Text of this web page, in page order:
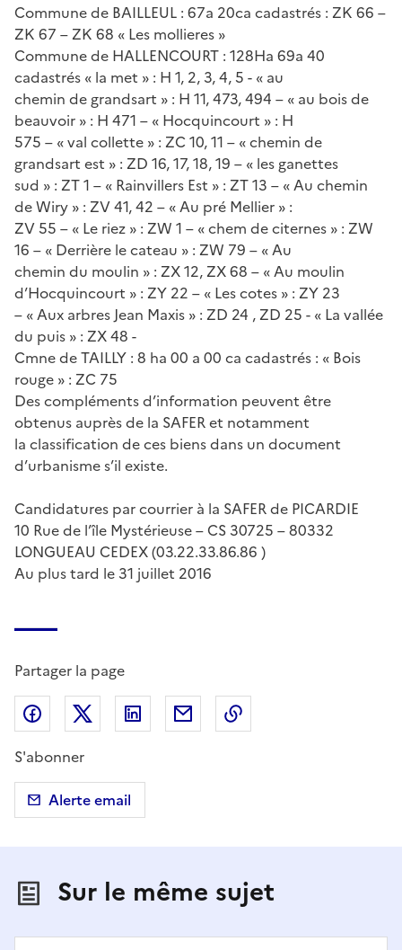
Commune de BAILLEUL : 67a 20ca cadastrés : ZK 66 –
ZK 67 – ZK 68 « Les mollieres »
Commune de HALLENCOURT : 128Ha 69a 40
cadastrés « la met » : H 1, 2, 3, 4, 5 - « au
chemin de grandsart » : H 11, 473, 494 – « au bois de
beauvoir » : H 471 – « Hocquincourt » : H
575 – « val collette » : ZC 10, 11 – « chemin de
grandsart est » : ZD 16, 17, 18, 19 – « les ganettes
sud » : ZT 1 – « Rainvillers Est » : ZT 13 – « Au chemin
de Wiry » : ZV 41, 42 – « Au pré Mellier » :
ZV 55 – « Le riez » : ZW 1 – « chem de citernes » : ZW
16 – « Derrière le cateau » : ZW 79 – « Au
chemin du moulin » : ZX 12, ZX 68 – « Au moulin
d’Hocquincourt » : ZY 22 – « Les cotes » : ZY 23
– « Aux arbres Jean Maxis » : ZD 24 , ZD 25 - « La vallée
du puis » : ZX 48 -
Cmne de TAILLY : 8 ha 00 a 00 ca cadastrés : « Bois
rouge » : ZC 75
Des compléments d’information peuvent être
obtenus auprès de la SAFER et notamment
la classification de ces biens dans un document
d’urbanisme s’il existe.
Candidatures par courrier à la SAFER de PICARDIE
10 Rue de l’île Mystérieuse – CS 30725 – 80332
LONGUEAU CEDEX (03.22.33.86.86 )
Au plus tard le 31 juillet 2016
Partager la page
Partager sur Facebook
Partager sur X (anciennement Twitter)
Partager sur LinkedIn
Partager par email
S'abonner
Alerte email
Sur le même sujet